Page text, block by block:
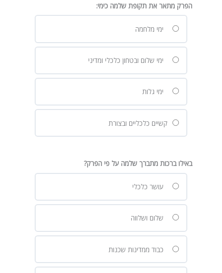
הפרק מתאר את תקופת שלמה כימי:
ימי מלחמה
ימי שלום ובטחון כלכלי ומדיני
ימי גלות
קשיים כלכליים ובצורת
באילו ברכות מתברך שלמה על פי הפרק?
עושר כלכלי
שלום ושלווה
כבוד ממדינות שכנות